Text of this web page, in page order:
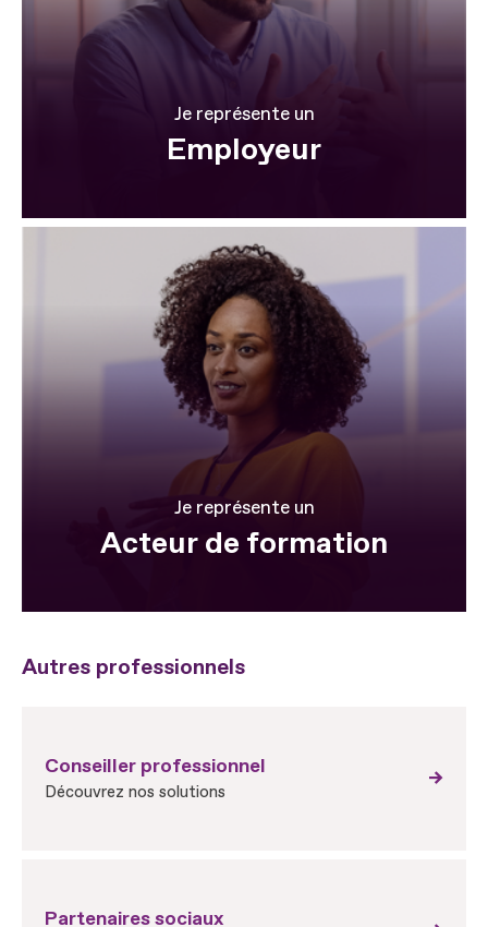
Je représente un
Employeur
Je représente un
Acteur de formation
Autres professionnels
Conseiller professionnel
Découvrez nos solutions
Partenaires sociaux